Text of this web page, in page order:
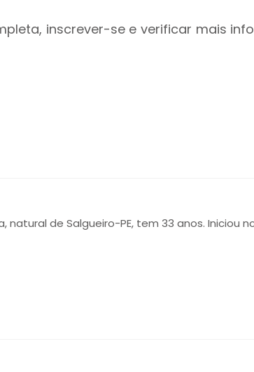
inscrever-se e verificar mais
natural de Salgueiro-PE, tem 33 anos. Iniciou